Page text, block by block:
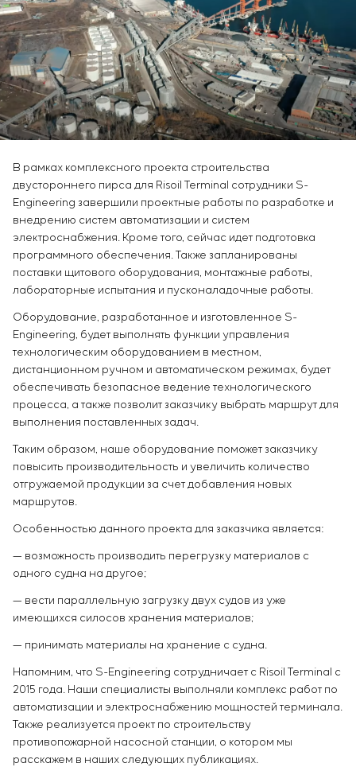
Сервисное обслуживание
Управление проектами
Аутсорсинг
Консалтинговые услуги
Индивидуальная разработка и испытания
щитового оборудования
Разработка математических моделей объектов
Разработка специальных алгоритмов
Разработка систем управления
Энергоаудит
Химическая промышленность
Цементная промышленность
Simoprime
Вакансии
Стажировка
Ветеранам
КОНТАКТЫ
В рамках комплексного проекта строительства
двустороннего пирса для Risoil Terminal сотрудники S-
Engineering завершили проектные работы по разработке и
внедрению систем автоматизации и систем
электроснабжения. Кроме того, сейчас идет подготовка
программного обеспечения. Также запланированы
поставки щитового оборудования, монтажные работы,
лабораторные испытания и пусконаладочные работы.
Оборудование, разработанное и изготовленное S-
Engineering, будет выполнять функции управления
технологическим оборудованием в местном,
дистанционном ручном и автоматическом режимах, будет
обеспечивать безопасное ведение технологического
процесса, а также позволит заказчику выбрать маршрут для
выполнения поставленных задач.
Таким образом, наше оборудование поможет заказчику
повысить производительность и увеличить количество
отгружаемой продукции за счет добавления новых
маршрутов.
Особенностью данного проекта для заказчика является:
— возможность производить перегрузку материалов с
одного судна на другое;
— вести параллельную загрузку двух судов из уже
имеющихся силосов хранения материалов;
— принимать материалы на хранение с судна.
Напомним, что S-Engineering сотрудничает с Risoil Terminal с
2015 года. Наши специалисты выполняли комплекс работ по
автоматизации и электроснабжению мощностей терминала.
Также реализуется проект по строительству
противопожарной насосной станции, о котором мы
расскажем в наших следующих публикациях.